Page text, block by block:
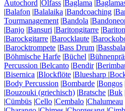
Autochord Ölfass Baglama
|Balafon |Balalaika |Bandcoaching |
Tourmanagement|Bandola |
|Banjo |Bansuri |Baritongitarre |
|Barockgitarre |Barocklaute |
|Barocktrompete |Bass Drum |
|Böhmische Harfe |Büchel |
Percussion |Belcanto |Bendir|
|Bisernica |Blockflöte |Bluesharp |
|Body Percussion |Bombarde |Bongos
|Bouzouki (griechisch) |Bratsche |Buk
|Cümbüs |Cello |Cembalo |Chalumeau